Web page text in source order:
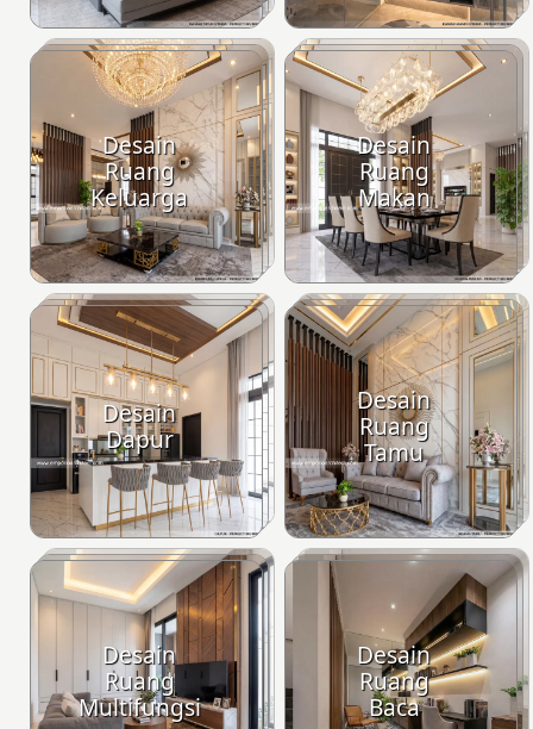
Desain
Ruang
Keluarga
Desain
Ruang
Makan
Desain
Dapur
Desain
Ruang
Tamu
Desain
Ruang
Multifungsi
Desain
Ruang
Baca